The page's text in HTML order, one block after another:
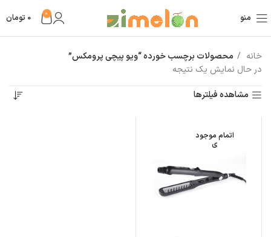
منو 0
0 تومان
خانه
محصولات برچسب خورده “ویو پیچی پرومکس”
در حال نمایش یک نتیجه
مشاهده فیلترها
اتمام موجود
ی